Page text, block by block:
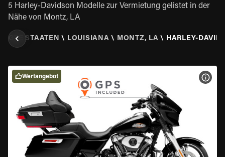
5 Harley-Davidson Modelle zur Vermietung gelistet in der
Nähe von Montz, LA
STAATEN \ LOUISIANA \ MONTZ, LA \ HARLEY-
Wertangebot